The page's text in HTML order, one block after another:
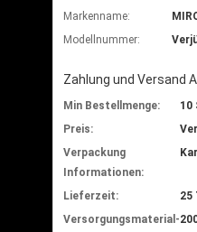
Markenname:
Modellnummer:
Zahlung und Versand
Min Bestellmenge:
10
Preis:
Verpackung
Informationen:
Lieferzeit:
25
Versorgungsmaterial-